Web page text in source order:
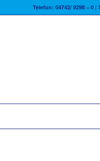
Telefon: 04742/ 9298 – 0